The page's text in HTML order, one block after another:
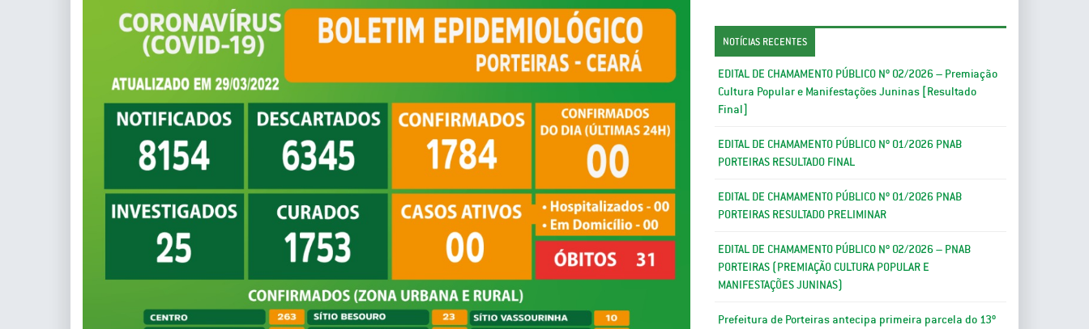
NOTÍCIAS RECENTES
EDITAL DE CHAMAMENTO PÚBLICO Nº 02/2026 – Premiação
Cultura Popular e Manifestações Juninas [Resultado
Final]
EDITAL DE CHAMAMENTO PÚBLICO Nº 01/2026 PNAB
PORTEIRAS RESULTADO FINAL
EDITAL DE CHAMAMENTO PÚBLICO Nº 01/2026 PNAB
PORTEIRAS RESULTADO PRELIMINAR
EDITAL DE CHAMAMENTO PÚBLICO Nº 02/2026 – PNAB
PORTEIRAS (PREMIAÇÃO CULTURA POPULAR E
MANIFESTAÇÕES JUNINAS)
Prefeitura de Porteiras antecipa primeira parcela do 13º